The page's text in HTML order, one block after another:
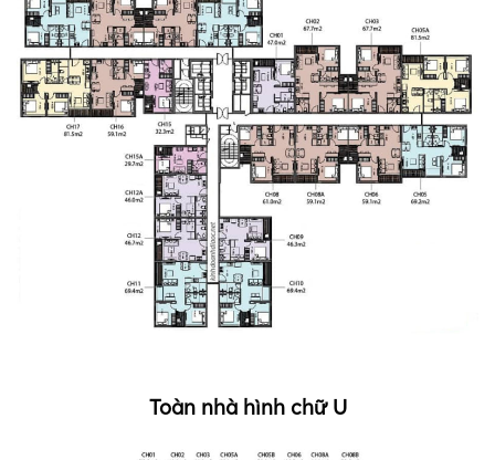
Toàn nhà hình chữ U